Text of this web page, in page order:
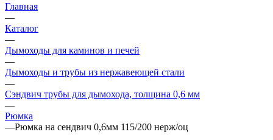
Главная
—
Каталог
—
Дымоходы для каминов и печей
—
Дымоходы и трубы из нержавеющей стали
—
Сэндвич трубы для дымохода, толщина 0,6 мм
—
Рюмка
—Рюмка на сендвич 0,6мм 115/200 нерж/оц